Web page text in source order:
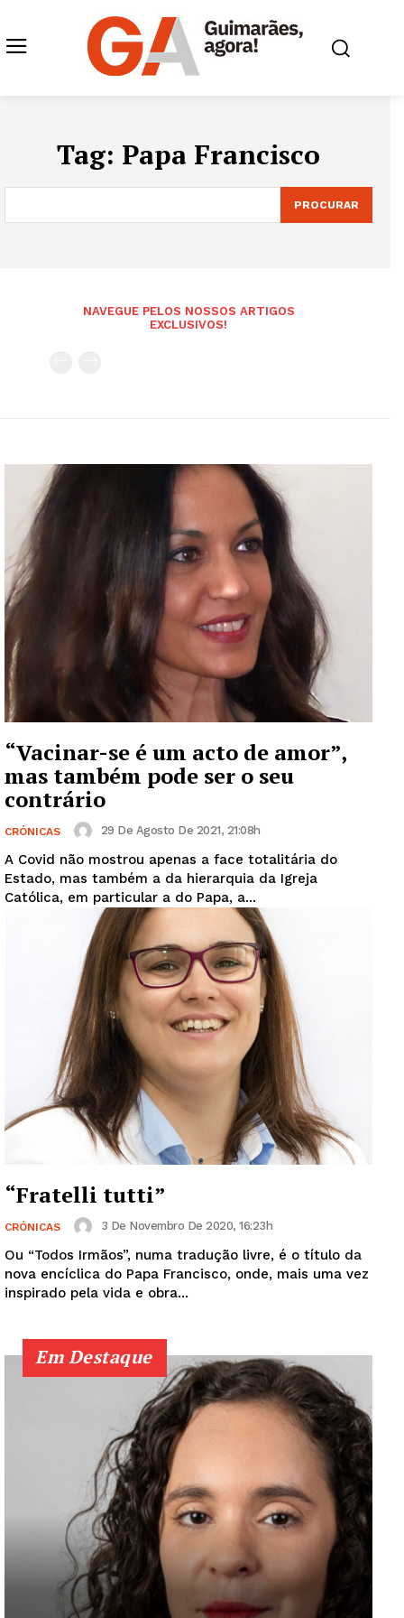
Tag: Papa Francisco
PROCURAR
NAVEGUE PELOS NOSSOS ARTIGOS
EXCLUSIVOS!
“Vacinar-se é um acto de amor”,
mas também pode ser o seu
contrário
CRÓNICAS 29 De Agosto De 2021, 21:08h
A Covid não mostrou apenas a face totalitária do
Estado, mas também a da hierarquia da Igreja
Católica, em particular a do Papa, a...
“Fratelli tutti”
CRÓNICAS 3 De Novembro De 2020, 16:23h
Ou “Todos Irmãos”, numa tradução livre, é o título da
nova encíclica do Papa Francisco, onde, mais uma vez
inspirado pela vida e obra...
Em Destaque